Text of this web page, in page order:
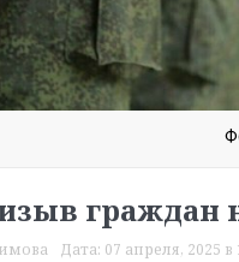
граждан
Дата: 07 апреля, 2025 в